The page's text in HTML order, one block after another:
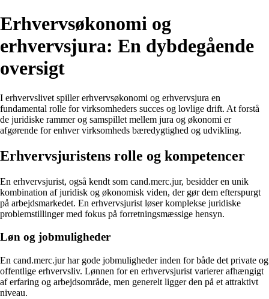
Erhvervsøkonomi og
erhvervsjura: En dybdegående
oversigt
I erhvervslivet spiller erhvervsøkonomi og erhvervsjura en
fundamental rolle for virksomheders succes og lovlige drift. At forstå
de juridiske rammer og samspillet mellem jura og økonomi er
afgørende for enhver virksomheds bæredygtighed og udvikling.
Erhvervsjuristens rolle og kompetencer
En erhvervsjurist, også kendt som cand.merc.jur, besidder en unik
kombination af juridisk og økonomisk viden, der gør dem efterspurgt
på arbejdsmarkedet. En erhvervsjurist løser komplekse juridiske
problemstillinger med fokus på forretningsmæssige hensyn.
Løn og jobmuligheder
En cand.merc.jur har gode jobmuligheder inden for både det private og
offentlige erhvervsliv. Lønnen for en erhvervsjurist varierer afhængigt
af erfaring og arbejdsområde, men generelt ligger den på et attraktivt
niveau.